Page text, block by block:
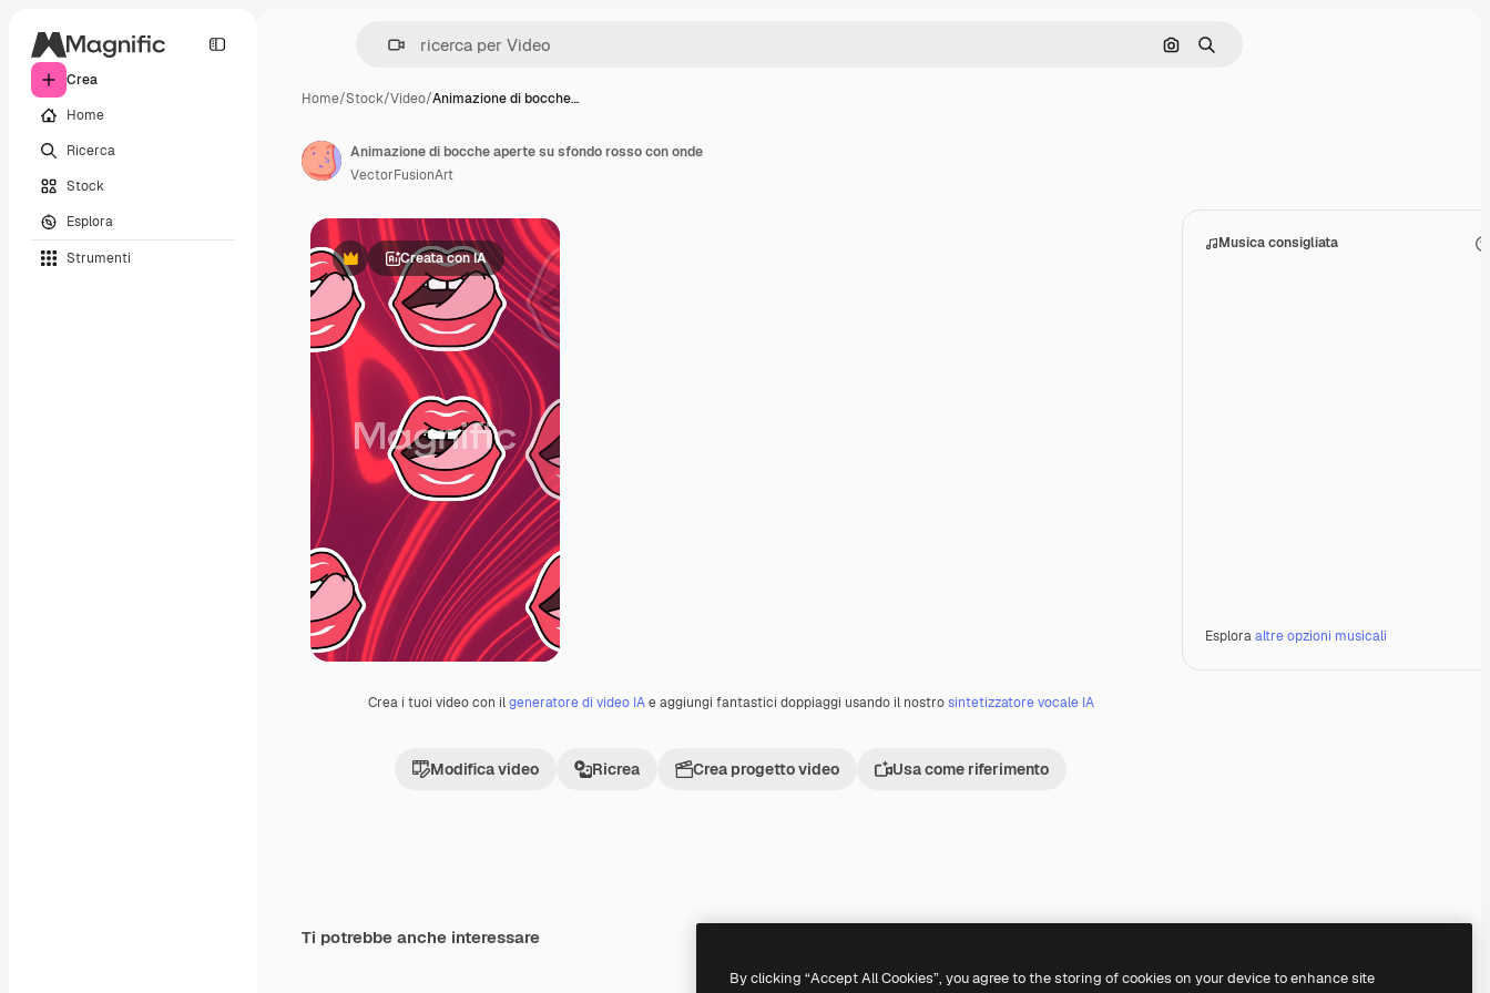
Crea
Home
Ricerca
Stock
Esplora
Strumenti
Cerca per immagine
Ricerca
Home/Stock/Video/Animazione di bocche…
PremiumCreata con IA
Crea i tuoi video con ilgeneratore di video IAe aggiungi fantastici doppiaggi usando il nostrosintetizzatore vocale IA
Modifica video Ricrea Crea progetto video Usa come riferimento
Musica consigliata
Esploraaltre opzioni musicali
Animazione di bocche aperte su sfondo rosso con onde
VectorFusionArt
Ti potrebbe anche interessare
By clicking “Accept All Cookies”, you agree to the storing of cookies on your device to enhance site